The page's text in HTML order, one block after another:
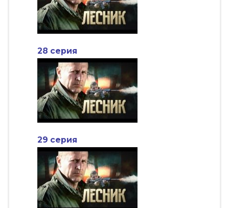
28 серия
29 серия